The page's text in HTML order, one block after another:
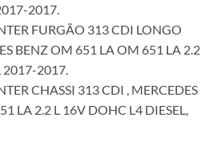
2017.
FURGÃO 313 CDI LONGO
BENZ OM 651 LA OM 651 LA 2.2
2017-2017.
CHASSI 313 CDI , MERCEDES
LA 2.2 L 16V DOHC L4 DIESEL,